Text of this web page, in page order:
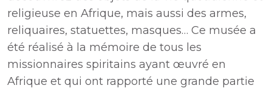
religieuse en Afrique, mais aussi des armes,
reliquaires, statuettes, masques… Ce musée a
été réalisé à la mémoire de tous les
missionnaires spiritains ayant œuvré en
Afrique et qui ont rapporté une grande partie